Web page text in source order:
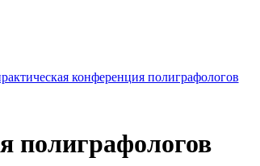
конференция полиграфологов
полиграфологов